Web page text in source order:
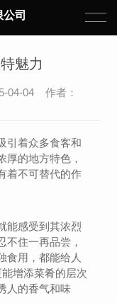
司
魅力
04-04 作者：
引着众多食客和
厚的地方特色，
着不可替代的作
能感受到其浓烈
不住一再品尝，
食用，都能给人
增添菜肴的层次
人的香气和味